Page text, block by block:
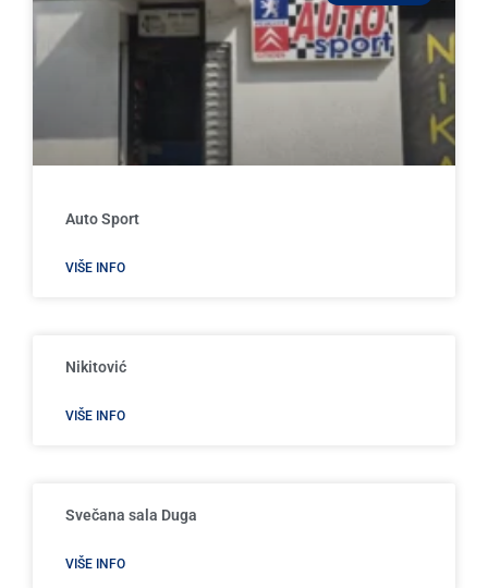
Auto Sport
VIŠE INFO
Nikitović
VIŠE INFO
Svečana sala Duga
VIŠE INFO